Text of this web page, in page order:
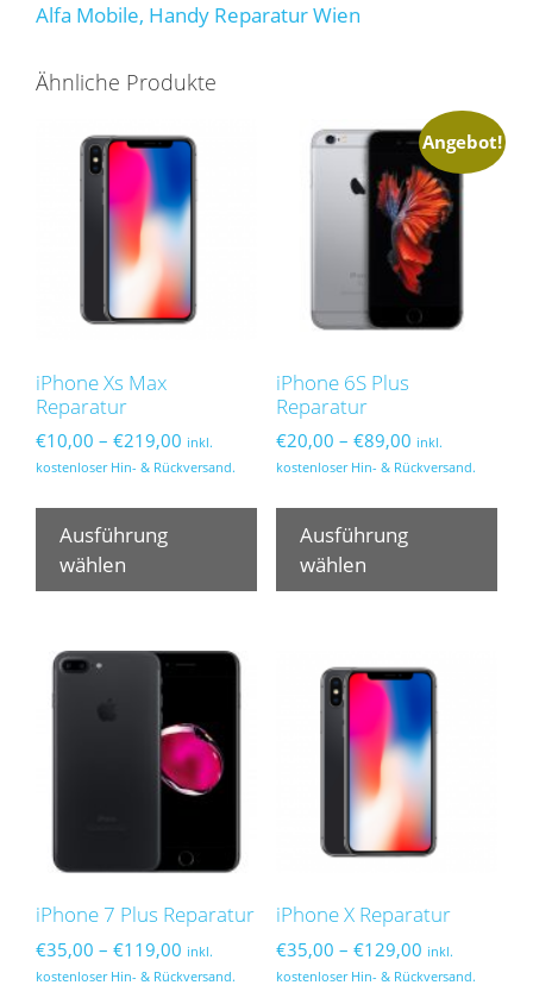
Alfa Mobile, Handy Reparatur Wien
Ähnliche Produkte
iPhone Xs Max
Reparatur
€10,00 – €219,00 Preisspanne:
€10,00
€219,00
inkl.
kostenloser Hin- & Rückversand.
Ausführung
wählen
Produkt
weist
mehrere
Optionen
gewählt
Angebot!
iPhone 6S Plus
Reparatur
€20,00 – €89,00Preisspanne:
€20,00
€89,00
inkl.
kostenloser Hin- & Rückversand.
Ausführung
wählen
iPhone 7 Plus Reparatur
€35,00 – €119,00 Preisspanne:
€35,00
inkl.
kostenloser Hin- & Rückversand.
iPhone X Reparatur
€35,00 – €129,00Preisspanne:
€35,00
inkl.
kostenloser Hin- & Rückversand.